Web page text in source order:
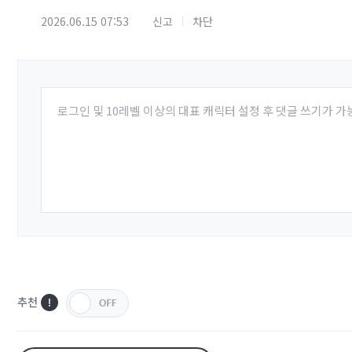
2026.06.15 07:53 신고 차단
로그인 및 10레벨 이상의 대표 캐릭터 설정 후 댓글 쓰기가 가
추천